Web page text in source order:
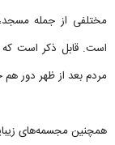
مختلفی از جمله مسجد،
است. قابل ذکر است که
مردم بعد از ظهر دور
همچنین مجسمه‌های